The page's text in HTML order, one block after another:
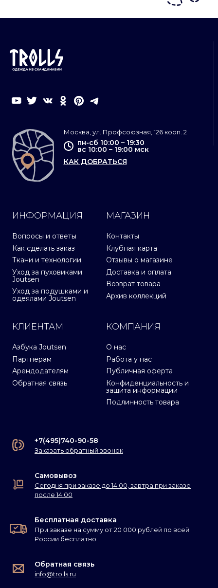
ИНФОРМАЦИЯ
Вопросы и ответы
Как сделать заказ
Ткани и технологии
Уход за пуховиками
Joutsen
Уход за подушками и
одеялами Joutsen
МАГАЗИН
Контакты
Клубная карта
Отзывы о магазине
Доставка и оплата
Возврат товара
Архив коллекций
КЛИЕНТАМ
Азбука Joutsen
Партнерам
Арендодателям
Обратная связь
КОМПАНИЯ
О нас
Работа у нас
Публичная оферта
Конфиденциальность и
защита информации
Подлинность товара
Москва, ул. Профсоюзная, 126 корп. 2
пн-сб 10:00 – 19:30
вс 10:00 – 19:00 мск
КАК ДОБРАТЬСЯ
+7(495)740-90-58
Заказать обратный звонок
Самовывоз
Сегодня при заказе до 14:00, завтра при заказе
после 14:00
Бесплатная доставка
При заказе на сумму от 20 000 рублей по всей
России бесплатно
Обратная связь
info@trolls.ru